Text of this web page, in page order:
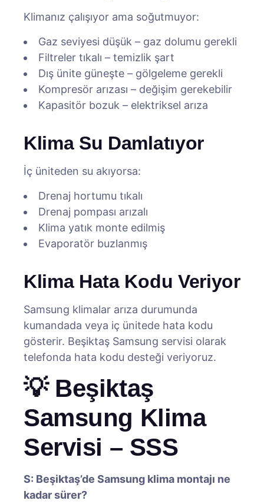
Klimanız çalışıyor ama soğutmuyor:
Gaz seviyesi düşük – gaz dolumu gerekli
Filtreler tıkalı – temizlik şart
Dış ünite güneşte – gölgeleme gerekli
Kompresör arızası – değişim gerekebilir
Kapasitör bozuk – elektriksel arıza
Klima Su Damlatıyor
İç üniteden su akıyorsa:
Drenaj hortumu tıkalı
Drenaj pompası arızalı
Klima yatık monte edilmiş
Evaporatör buzlanmış
Klima Hata Kodu Veriyor
Samsung klimalar arıza durumunda
kumandada veya iç ünitede hata kodu
gösterir. Beşiktaş Samsung servisi olarak
telefonda hata kodu desteği veriyoruz.
💡 Beşiktaş
Samsung Klima
Servisi – SSS
S: Beşiktaş’de Samsung klima montajı ne
kadar sürer?